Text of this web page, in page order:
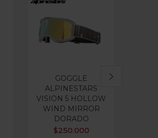
GOGGLE
ALPINESTARS
VISION 5 HOLLOW
WIND MIRROR
DORADO
$250.000